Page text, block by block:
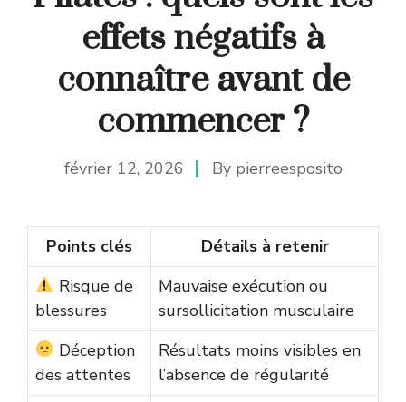
effets négatifs à
connaître avant de
commencer ?
février 12, 2026 By pierreesposito
Points clés
Détails à retenir
Risque de
blessures
Mauvaise exécution ou
sursollicitation musculaire
Déception
des attentes
Résultats moins visibles en
l’absence de régularité